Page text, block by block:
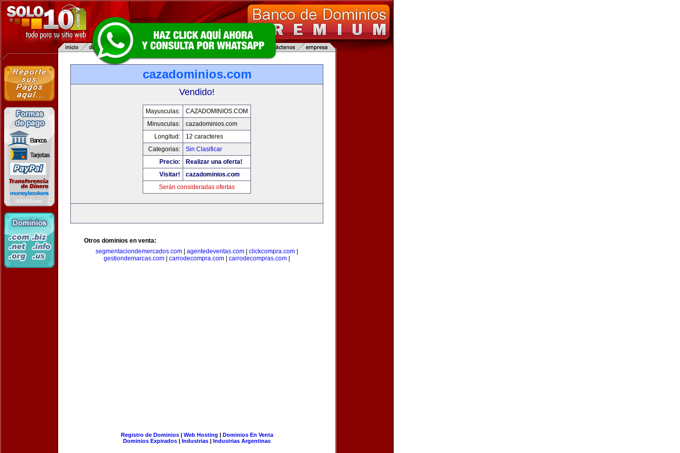
cazadominios.com
Vendido!
Mayusculas:
CAZADOMINIOS.COM
Minusculas:
cazadominios.com
Longitud:
12 caracteres
Categorias:
Sin Clasificar
Precio:
Realizar una oferta!
Visitar!
cazadominios.com
Serán consideradas ofertas
Otros dominios en venta:
segmentaciondemercados.com
agentedeventas.com clickcompra.com
gestiondemarcas.com
carrodecompra.com carrodecompras.com
Registro de Dominios| Web Hosting | Dominios En Venta
Dominios Expirados | Industrias | Industrias Argentinas